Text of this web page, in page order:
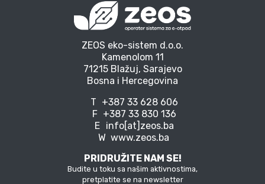
ZEOS eko-sistem d.o.o.
Kamenolom 11
71215 Blažuj, Sarajevo
Bosna i Hercegovina
T +387 33 628 606
F +387 33 830 136
E info[at]zeos.ba
W www.zeos.ba
PRIDRUŽITE NAM SE!
Budite u toku sa našim aktivnostima,
pretplatite se na newsletter